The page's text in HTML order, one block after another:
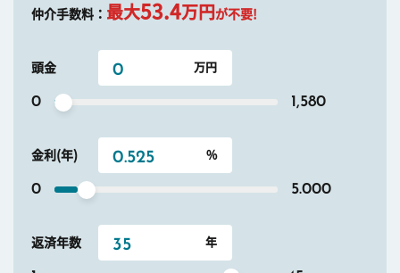
仲介手数料： 最大53.4万円 が不要!
頭金
0 1,580
金利(年)
0 5.000
返済年数